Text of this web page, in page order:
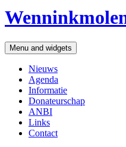
Menu and widgets
Nieuws
Agenda
Informatie
Donateurschap
ANBI
Links
Contact